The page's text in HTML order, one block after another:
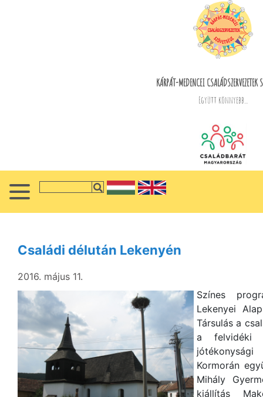
KÁRPÁT-MEDENCEI CSALÁDSZERVEZETEK
Együtt könnyebb...
Családi délután Lekenyén
2016. május 11.
Színes
Lekenyei
Társulás a
a felvidéki
Kormorán
Mihály
kiállítás